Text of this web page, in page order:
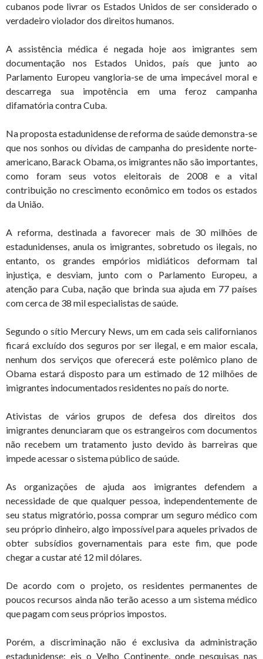
cubanos pode livrar os Estados Unidos de ser considerado o
verdadeiro violador dos direitos humanos.
A assistência médica é negada hoje aos imigrantes sem
documentação nos Estados Unidos, país que junto ao
Parlamento Europeu vangloria-se de uma impecável moral e
descarrega sua impotência em uma feroz campanha
difamatória contra Cuba.
Na proposta estadunidense de reforma de saúde demonstra-se
que nos sonhos ou dívidas de campanha do presidente norte-
americano, Barack Obama, os imigrantes não são importantes,
como foram seus votos eleitorais de 2008 e a vital
contribuição no crescimento econômico em todos os estados
da União.
A reforma, destinada a favorecer mais de 30 milhões de
estadunidenses, anula os imigrantes, sobretudo os ilegais, no
entanto, os grandes empórios midiáticos deformam tal
injustiça, e desviam, junto com o Parlamento Europeu, a
atenção para Cuba, nação que brinda sua ajuda em 77 países
com cerca de 38 mil especialistas de saúde.
Segundo o sítio Mercury News, um em cada seis californianos
ficará excluído dos seguros por ser ilegal, e em maior escala,
nenhum dos serviços que oferecerá este polêmico plano de
Obama estará disposto para um estimado de 12 milhões de
imigrantes indocumentados residentes no país do norte.
Ativistas de vários grupos de defesa dos direitos dos
imigrantes denunciaram que os estrangeiros com documentos
não recebem um tratamento justo devido às barreiras que
impede acessar o sistema público de saúde.
As organizações de ajuda aos imigrantes defendem a
necessidade de que qualquer pessoa, independentemente de
seu status migratório, possa comprar um seguro médico com
seu próprio dinheiro, algo impossível para aqueles privados de
obter subsídios governamentais para este fim, que pode
chegar a custar até 12 mil dólares.
De acordo com o projeto, os residentes permanentes de
poucos recursos ainda não terão acesso a um sistema médico
que pagam com seus próprios impostos.
Porém, a discriminação não é exclusiva da administração
estadunidense: eis o Velho Continente, onde pesquisas nas